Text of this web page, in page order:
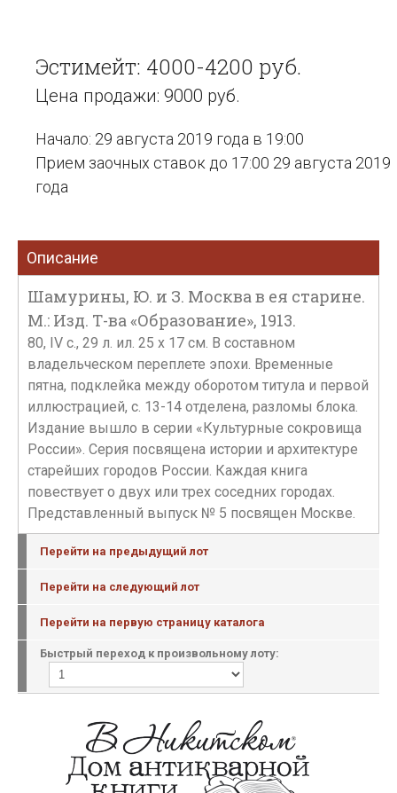
Эстимейт: 4000-4200 руб.
Цена продажи: 9000 руб.
Начало: 29 августа 2019 года в 19:00
Прием заочных ставок до 17:00 29 августа 2019
года
Описание
Шамурины, Ю. и З. Москва в ея старине.
М.: Изд. Т-ва «Образование», 1913.
80, IV с., 29 л. ил. 25 х 17 см. В составном
владельческом переплете эпохи. Временные
пятна, подклейка между оборотом титула и первой
иллюстрацией, с. 13-14 отделена, разломы блока.
Издание вышло в серии «Культурные сокровища
России». Серия посвящена истории и архитектуре
старейших городов России. Каждая книга
повествует о двух или трех соседних городах.
Представленный выпуск № 5 посвящен Москве.
Перейти на предыдущий лот
Перейти на следующий лот
Перейти на первую страницу каталога
Быстрый переход к произвольному лоту: